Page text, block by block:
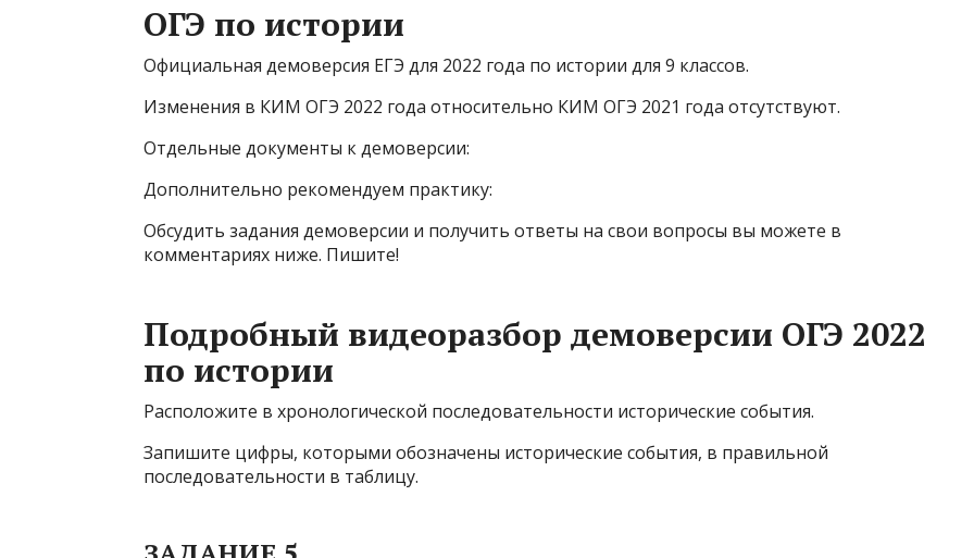
ОГЭ по истории
Официальная демоверсия ЕГЭ для 2022 года по истории для 9 классов.
Изменения в КИМ ОГЭ 2022 года относительно КИМ ОГЭ 2021 года отсутствуют.
Отдельные документы к демоверсии:
Дополнительно рекомендуем практику:
Обсудить задания демоверсии и получить ответы на свои вопросы вы можете в
комментариях ниже. Пишите!
Подробный видеоразбор демоверсии ОГЭ 2022
по истории
Расположите в хронологической последовательности исторические события.
Запишите цифры, которыми обозначены исторические события, в правильной
последовательности в таблицу.